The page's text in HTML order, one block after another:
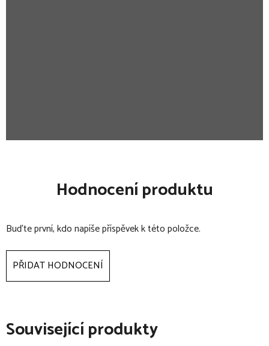
Hodnocení produktu
Buďte první, kdo napíše příspěvek k této položce.
PŘIDAT HODNOCENÍ
Související produkty